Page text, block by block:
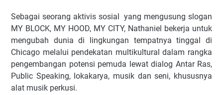
Sebagai seorang aktivis sosial yang mengusung slogan
MY BLOCK, MY HOOD, MY CITY, Nathaniel bekerja untuk
mengubah dunia di lingkungan tempatnya tinggal di
Chicago melalui pendekatan multikultural dalam rangka
pengembangan potensi pemuda lewat dialog Antar Ras,
Public Speaking, lokakarya, musik dan seni, khususnya
alat musik perkusi.